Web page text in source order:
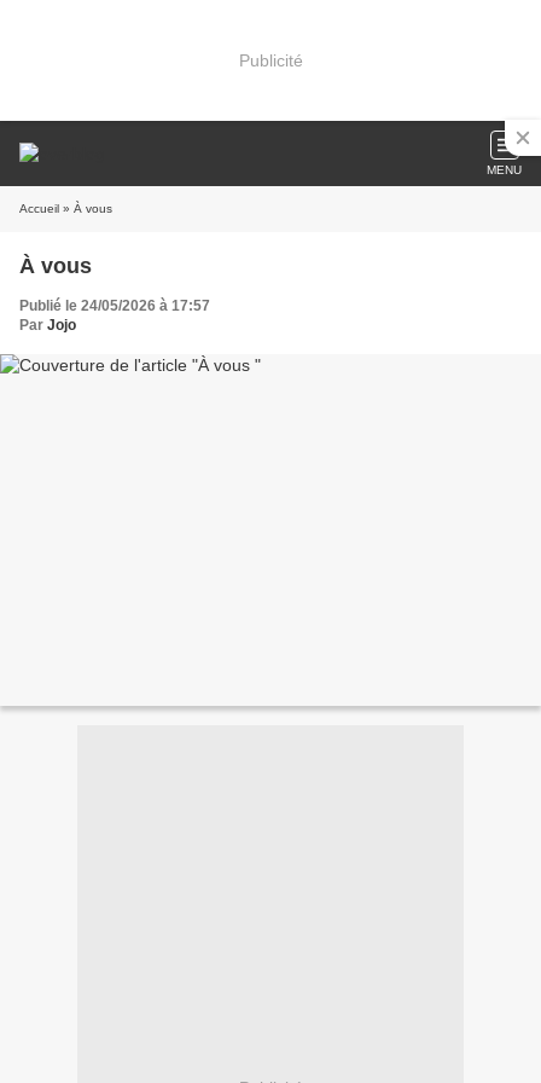
Publicité
MENU
Accueil » À vous
À vous
Publié le 24/05/2026 à 17:57
Par Jojo